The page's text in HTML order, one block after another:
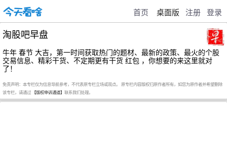
首页 桌面版 注册 登录
淘股吧早盘
牛年 春节 大吉，第一时间获取热门的题材、最新的政策、最火的个股
交易信息、精彩干货、不定期更有干货 红包 ，你想要的来这里就对
了！
免责声明：本专栏仅为信息导航参考，不代表原专栏立场或观点。 原专栏内容版权归原作者所有，如您为原作者并希望删除
该专栏，请通过 【版权申诉通道】 联系我们处理。